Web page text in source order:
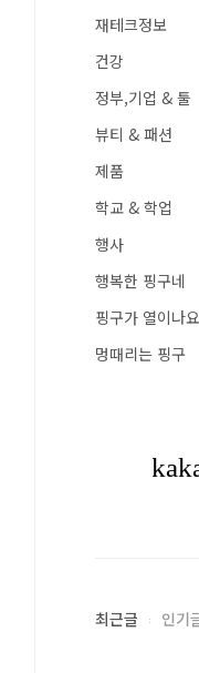
재테크정보
건강
정부,기업 & 툴
뷰티 & 패션
제품
학교 & 학업
행사
행복한 핑구네
핑구가 열이나요
멍때리는 핑구
최근글 인기